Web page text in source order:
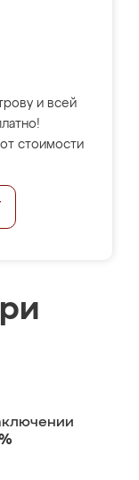
и всей
стоимости